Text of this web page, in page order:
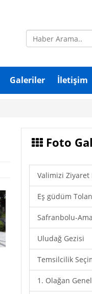
Galeriler İletişim
Foto
Valimizi Ziyaret
Eş güdüm
Safranbolu-
Uludağ Gezisi
Temsilcilik
1. Olağan